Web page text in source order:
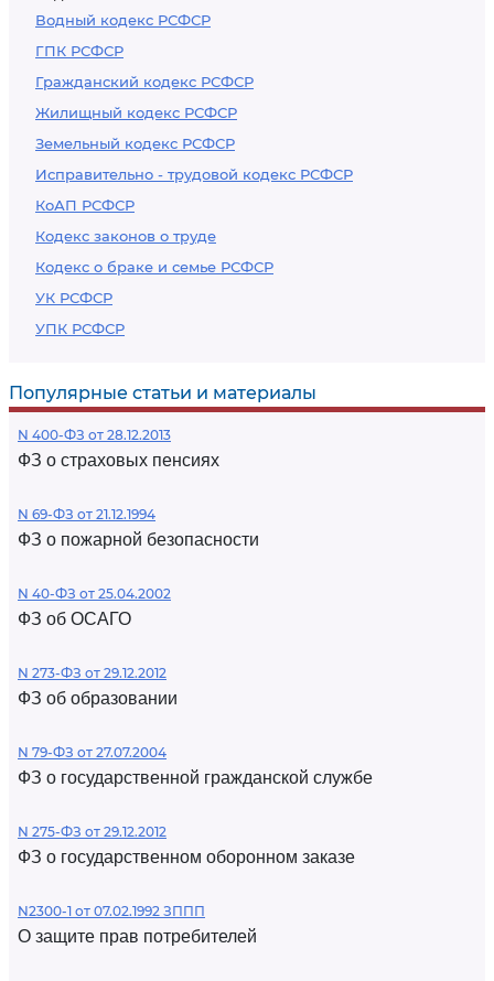
Водный кодекс РСФСР
ГПК РСФСР
Гражданский кодекс РСФСР
Жилищный кодекс РСФСР
Земельный кодекс РСФСР
Исправительно - трудовой кодекс РСФСР
КоАП РСФСР
Кодекс законов о труде
Кодекс о браке и семье РСФСР
УК РСФСР
УПК РСФСР
Популярные статьи и материалы
N 400-ФЗ от 28.12.2013
ФЗ о страховых пенсиях
N 69-ФЗ от 21.12.1994
ФЗ о пожарной безопасности
N 40-ФЗ от 25.04.2002
ФЗ об ОСАГО
N 273-ФЗ от 29.12.2012
ФЗ об образовании
N 79-ФЗ от 27.07.2004
ФЗ о государственной гражданской службе
N 275-ФЗ от 29.12.2012
ФЗ о государственном оборонном заказе
N2300-1 от 07.02.1992 ЗППП
О защите прав потребителей